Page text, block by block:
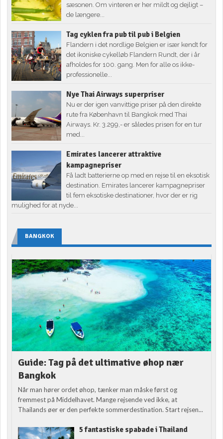
sæsonen. Om vinteren er her mildt og dejligt –
de længere...
Tag cyklen fra pub til pub i Belgien
Flandern i det nordlige Belgien er især kendt for
det ikoniske cykelløb Flandern Rundt, der i år
afholdes for 100. gang. Men for alle os ikke-
professionelle...
Nye Thai Airways superpriser
Nu er der igen vanvittige priser på den direkte
rute fra København til Bangkok med Thai
Airways. Kr. 3.299,- er således prisen for en tur
med...
Emirates lancerer attraktive
kampagnepriser
Få ladt batterierne op med en rejse til en eksotisk
destination. Emirates lancerer kampagnepriser
til fem eksotiske destinationer, hvor der er rig
mulighed for at nyde...
BANGKOK
Guide: Tag på det ultimative øhop nær
Bangkok
Når man hører ordet øhop, tænker man måske først og
fremmest på Middelhavet. Mange rejsende ved ikke, at
Thailands øer er den perfekte sommerdestination. Start rejsen...
5 fantastiske spabade i Thailand